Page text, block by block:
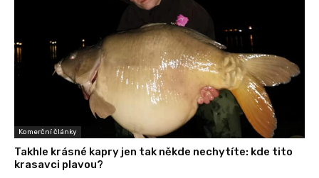
Komerční články
Takhle krásné kapry jen tak někde nechytíte: kde tito
krasavci plavou?